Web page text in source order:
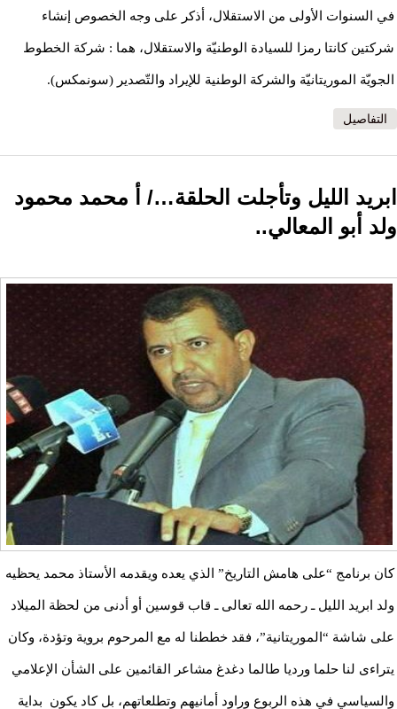
في السنوات الأولى من الاستقلال، أذكر على وجه الخصوص إنشاء
شركتين كانتا رمزا للسيادة الوطنيّة والاستقلال، هما : شركة الخطوط
الجويّة الموريتانيّة والشركة الوطنية للإيراد والتّصدير (سونمكس).
التفاصيل
ابريد الليل وتأجلت الحلقة…/ أ محمد محمود
ولد أبو المعالي..
كان برنامج “على هامش التاريخ” الذي يعده ويقدمه الأستاذ محمد يحظيه
ولد ابريد الليل ـ رحمه الله تعالى ـ قاب قوسين أو أدنى من لحظة الميلاد
على شاشة “الموريتانية”، فقد خططنا له مع المرحوم بروية وتؤدة، وكان
يتراءى لنا حلما ورديا طالما دغدغ مشاعر القائمين على الشأن الإعلامي
والسياسي في هذه الربوع وراود أمانيهم وتطلعاتهم، بل كاد يكون بداية